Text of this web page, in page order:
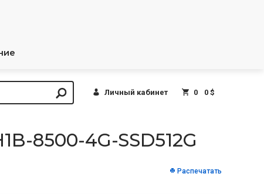
Личный кабинет 0 0 $
8500-4G-SSD512G
Распечатать